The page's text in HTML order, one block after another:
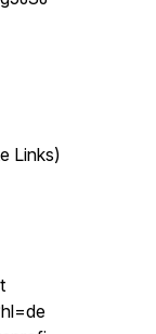
Links)